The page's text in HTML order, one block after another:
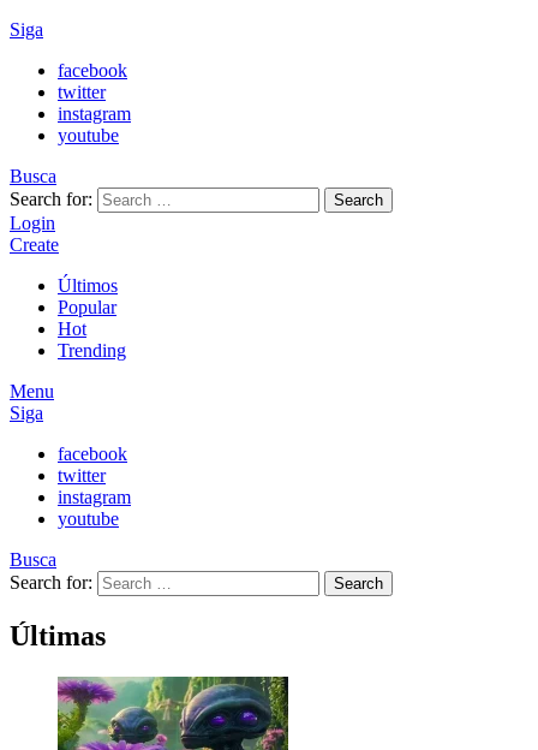
Siga
facebook
twitter
instagram
youtube
Busca
Search for:
Search
Login
Create
Últimos
Popular
Hot
Trending
Menu
Siga
facebook
twitter
instagram
youtube
Busca
Search for:
Search
Últimas